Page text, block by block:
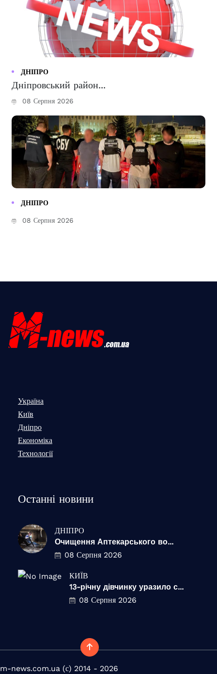
ДНІПРО
Дніпровський район...
08 Серпня 2026
ДНІПРО
08 Серпня 2026
Україна
Київ
Дніпро
Економіка
Технології
Останні новини
ДНІПРО
Очищення Аптекарського во...
08 Серпня 2026
КИЇВ
13-річну дівчинку уразило с...
08 Серпня 2026
m-news.com.ua (с) 2014 - 2026